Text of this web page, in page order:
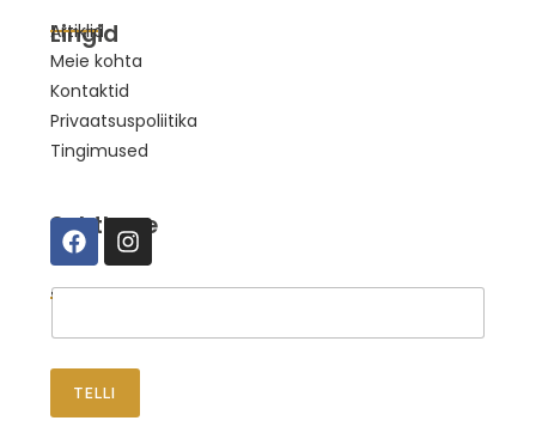
Lingid
Artiklid
Meie kohta
Kontaktid
Privaatsuspoliitika
Tingimused
Suhtleme
Telli uudised
TELLI